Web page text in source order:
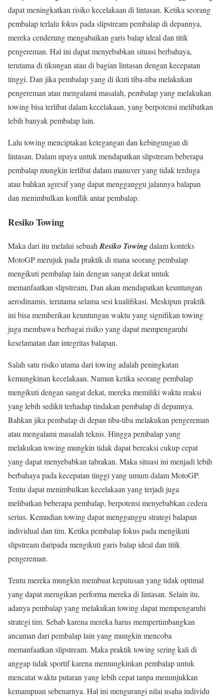
dapat meningkatkan risiko kecelakaan di lintasan. Ketika seorang
pembalap terlalu fokus pada slipstream pembalap di depannya,
mereka cenderung mengabaikan garis balap ideal dan titik
pengereman. Hal ini dapat menyebabkan situasi berbahaya,
terutama di tikungan atau di bagian lintasan dengan kecepatan
tinggi. Dan jika pembalap yang di ikuti tiba-tiba melakukan
pengereman atau mengalami masalah, pembalap yang melakukan
towing bisa terlibat dalam kecelakaan, yang berpotensi melibatkan
lebih banyak pembalap lain.
Lalu towing menciptakan ketegangan dan kebingungan di
lintasan. Dalam upaya untuk mendapatkan slipstream beberapa
pembalap mungkin terlibat dalam manuver yang tidak terduga
atau bahkan agresif yang dapat mengganggu jalannya balapan
dan menimbulkan konflik antar pembalap.
Resiko Towing
Maka dari itu melalui sebuahResiko Towingdalam konteks
MotoGP merujuk pada praktik di mana seorang pembalap
mengikuti pembalap lain dengan sangat dekat untuk
memanfaatkan slipstream, Dan akan mendapatkan keuntungan
aerodinamis, terutama selama sesi kualifikasi. Meskipun praktik
ini bisa memberikan keuntungan waktu yang signifikan towing
juga membawa berbagai risiko yang dapat mempengaruhi
keselamatan dan integritas balapan.
Salah satu risiko utama dari towing adalah peningkatan
kemungkinan kecelakaan. Namun ketika seorang pembalap
mengikuti dengan sangat dekat, mereka memiliki waktu reaksi
yang lebih sedikit terhadap tindakan pembalap di depannya.
Bahkan jika pembalap di depan tiba-tiba melakukan pengereman
atau mengalami masalah teknis. Hingga pembalap yang
melakukan towing mungkin tidak dapat bereaksi cukup cepat
yang dapat menyebabkan tabrakan. Maka situasi ini menjadi lebih
berbahaya pada kecepatan tinggi yang umum dalam MotoGP.
Tentu dapat menimbulkan kecelakaan yang terjadi juga
melibatkan beberapa pembalap, berpotensi menyebabkan cedera
serius. Kemudian towing dapat mengganggu strategi balapan
individual dan tim. Ketika pembalap fokus pada mengikuti
slipstream daripada mengikuti garis balap ideal dan titik
pengereman.
Tentu mereka mungkin membuat keputusan yang tidak optimal
yang dapat merugikan performa mereka di lintasan. Selain itu,
adanya pembalap yang melakukan towing dapat mempengaruhi
strategi tim. Sebab karena mereka harus mempertimbangkan
ancaman dari pembalap lain yang mungkin mencoba
memanfaatkan slipstream. Maka praktik towing sering kali di
anggap tidak sportif karena memungkinkan pembalap untuk
mencatat waktu putaran yang lebih cepat tanpa menunjukkan
kemampuan sebenarnya. Hal ini mengurangi nilai usaha individu